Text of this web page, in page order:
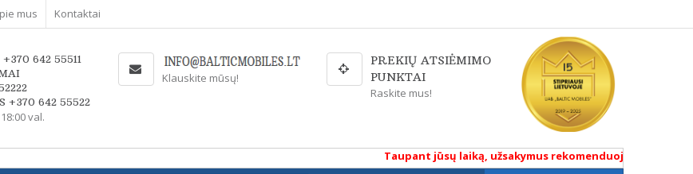
mus Kontaktai
642 55511
+370 642 55522
val.
Klauskite mūsų!
PREKIŲ ATSIĖMIMO
PUNKTAI
Raskite mus!
Taupant jūsų laiką, užsakymus rekomenduojame atlikti